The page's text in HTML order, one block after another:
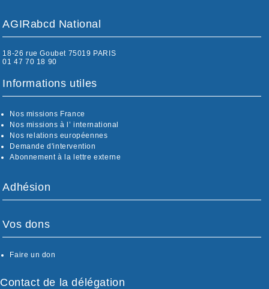
AGIRabcd National
18-26 rue Goubet 75019 PARIS
01 47 70 18 90
Informations utiles
Nos missions France
Nos missions à l’ international
Nos relations européennes
Demande d'intervention
Abonnement à la lettre externe
Adhésion
Vos dons
Faire un don
Contact de la délégation